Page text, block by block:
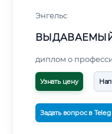
Энгельс
диплом о
Узнать цену
Задать вопрос в